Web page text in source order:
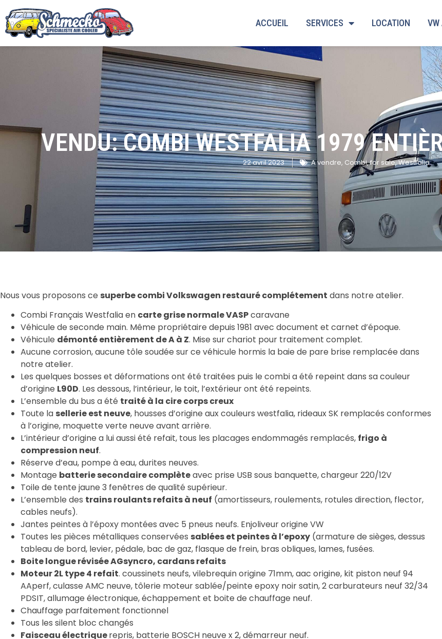
ACCUEIL SERVICES LOCATION VW
VENDU: COMBI WESTFALIA 1979
22 avril 2023 A vendre, Combi,for sale,Westfalia
Nous vous proposons ce superbe combi Volkswagen restauré complétement dans notre atelier.
Combi Français Westfalia en carte grise normale VASPcaravane
Véhicule de seconde main. Même propriétaire depuis 1981 avec document et carnet d’époque.
Véhicule démonté entièrement de A à Z. Mise sur chariot pour traitement complet.
Aucune corrosion, aucune tôle soudée sur ce véhicule hormis la baie de pare brise remplacée dans
notre atelier.
Les quelques bosses et déformations ont été traitées puis le combi a été repeint dans sa couleur
d’origine L90D. Les dessous, l’intérieur, le toit, l’extérieur ont été repeints.
L’ensemble du bus a été traité à la cire corps creux
Toute la sellerie est neuve, housses d’origine aux couleurs westfalia, rideaux SK remplacés conformes
à l’origine, moquette verte neuve avant arrière.
L’intérieur d’origine a lui aussi été refait, tous les placages endommagés remplacés, frigo à
compression neuf.
Réserve d’eau, pompe à eau, durites neuves.
Montage batterie secondaire complèteavec prise USB sous banquette, chargeur 220/12V
Toile de tente jaune 3 fenêtres de qualité supérieur.
L’ensemble des trains roulants refaits à neuf (amortisseurs, roulements, rotules direction, flector,
cables neufs).
Jantes peintes à l’époxy montées avec 5 pneus neufs. Enjoliveur origine VW
Toutes les pièces métalliques conservées sablées et peintes à l’epoxy (armature de sièges, dessus
tableau de bord, levier, pédale, bac de gaz, flasque de frein, bras obliques, lames, fusées.
Boite longue révisée AGsyncro, cardans refaits
Moteur 2L type 4 refait. coussinets neufs, vilebrequin origine 71mm, aac origine, kit piston neuf 94
AAperf, culasse AMC neuve, tôlerie moteur sablée/peinte epoxy noir satin, 2 carburateurs neuf 32/34
PDSIT, allumage électronique, échappement et boite de chauffage neuf.
Chauffage parfaitement fonctionnel
Tous les silent bloc changés
Faisceau électriquerepris, batterie BOSCH neuve x 2, démarreur neuf.